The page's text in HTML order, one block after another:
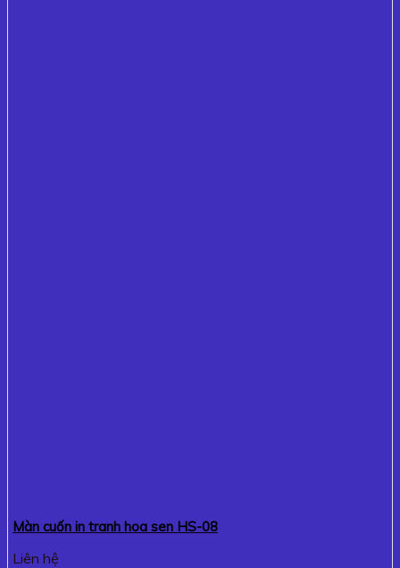
Màn cuốn in tranh hoa sen HS-08
Liên hệ